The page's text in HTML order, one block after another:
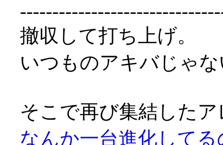
撤収して打ち上げ。
いつものアキバじゃ
そこで再び集結したア
なんか一台進化して